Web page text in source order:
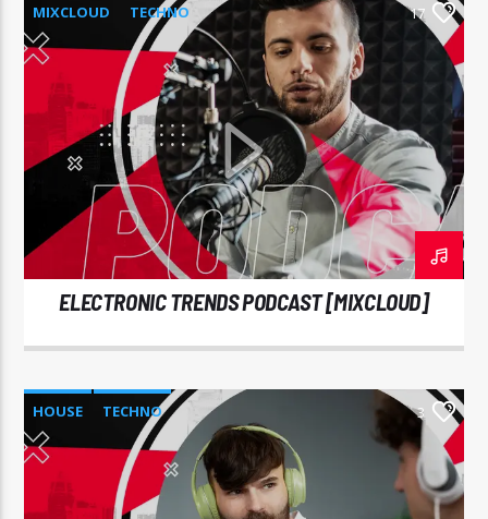
MIXCLOUD TECHNO 17
ELECTRONIC TRENDS PODCAST [MIXCLOUD]
HOUSE TECHNO 3